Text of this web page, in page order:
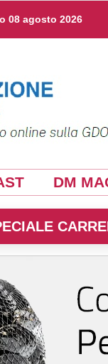
08 agosto 2026
DM